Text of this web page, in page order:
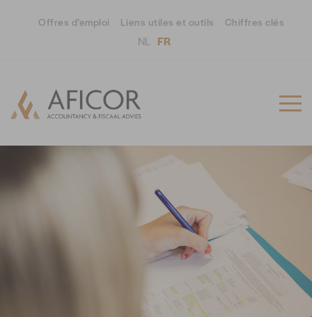
Offres d’emploi Liens utiles et outils Chiffres clés
NL FR